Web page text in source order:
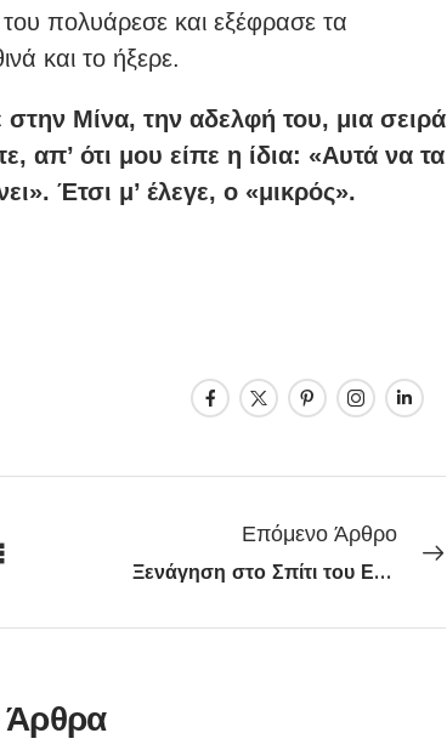
πολυάρεσε και εξέφρασε τα
και το ήξερε.
Μίνα, την αδελφή του, μια σειρά
απ’ ότι μου είπε η ίδια: «Αυτά να τα
Έτσι μ’ έλεγε, ο «μικρός».
Επόμενο Άρθρο
Ξενάγηση στο Σπίτι του Ελύτη
Άρθρα